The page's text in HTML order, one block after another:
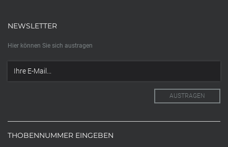
NEWSLETTER
Hier können Sie sich austragen
THOBENNUMMER EINGEBEN